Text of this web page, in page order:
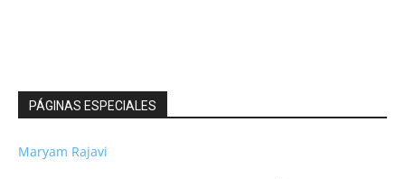
PÁGINAS ESPECIALES
Maryam Rajavi